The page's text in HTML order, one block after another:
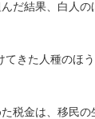
だ結果、白人
てきた人種のほ
税金は、移民の